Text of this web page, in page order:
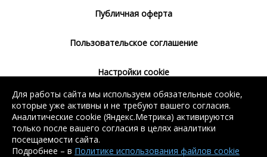
Публичная оферта
Пользовательское соглашение
Настройки cookie
Согласие на использование сервиса
Яндекс.Метрика
Для работы сайта мы используем обязательные cookie,
которые уже активны и не требуют вашего согласия.
Аналитические cookie (Яндекс.Метрика) активируются
только после вашего согласия в целях аналитики
посещаемости сайта.
Подробнее – в Политике использования файлов cookie